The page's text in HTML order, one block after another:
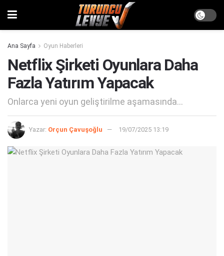
Ana Sayfa Oyun Haberleri
Netflix Şirketi Oyunlara Daha
Fazla Yatırım Yapacak
Onlarca yeni oyun geliştirilme aşamasında...
Yazar: Orçun Çavuşoğlu 19/07/2025 13:19